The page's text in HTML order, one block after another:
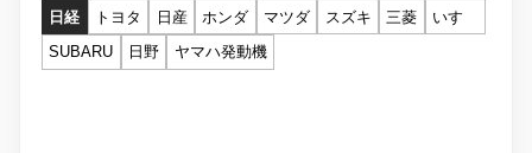
日経 トヨタ 日産 ホンダ マツダ スズキ 三菱
いすゞ
SUBARU
日野 ヤマハ発動機